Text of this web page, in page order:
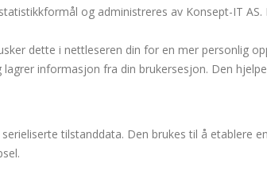
og administreres av Konsept-IT
dette i nettleseren din for en mer personlig
informasjon fra din brukersesjon. Den
tilstanddata. Den brukes til å etablere